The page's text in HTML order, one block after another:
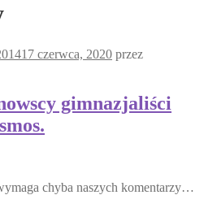
17 czerwca, 2020 przez
gimnazjaliści
chyba naszych komentarzy…